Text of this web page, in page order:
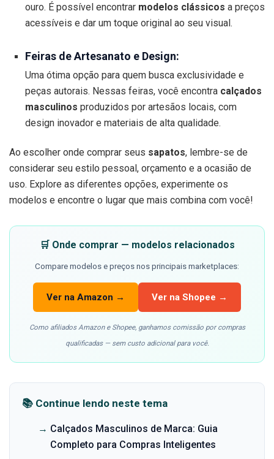
ouro. É possível encontrar modelos clássicos a preços
acessíveis e dar um toque original ao seu visual.
Feiras de Artesanato e Design:
Uma ótima opção para quem busca exclusividade e
peças autorais. Nessas feiras, você encontra calçados
masculinos produzidos por artesãos locais, com
design inovador e materiais de alta qualidade.
Ao escolher onde comprar seus sapatos, lembre-se de
considerar seu estilo pessoal, orçamento e a ocasião de
uso. Explore as diferentes opções, experimente os
modelos e encontre o lugar que mais combina com você!
🛒 Onde comprar — modelos relacionados
Compare modelos e preços nos principais marketplaces:
Ver na Amazon → Ver na Shopee →
Como afiliados Amazon e Shopee, ganhamos comissão por compras
qualificadas — sem custo adicional para você.
📚 Continue lendo neste tema
→ Calçados Masculinos de Marca: Guia
Completo para Compras Inteligentes